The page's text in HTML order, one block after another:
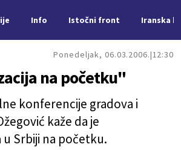
Info Istočni front Iranska
Ponedeljak, 06.03.2006. 12:30
na početku"
konferencije gradova i
kaže da je
Srbiji na početku.